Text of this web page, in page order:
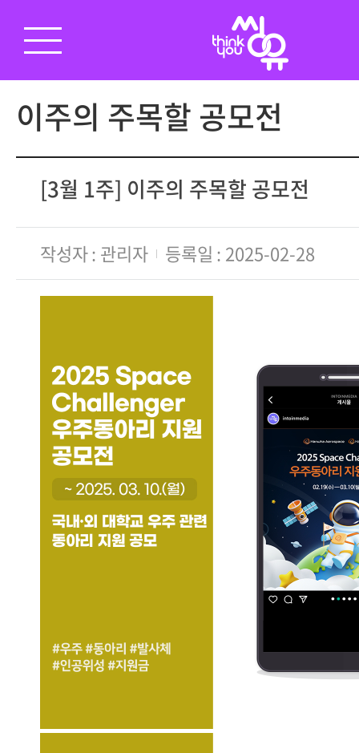
이주의 주목할 공모전
[3월 1주] 이주의 주목할 공모전
작성자 관리자 등록일 2025-02-28